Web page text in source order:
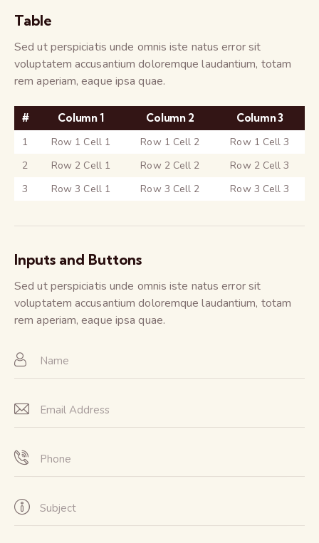
Table
Sed ut perspiciatis unde omnis iste natus error sit
voluptatem accusantium doloremque laudantium, totam
rem aperiam, eaque ipsa quae.
# Column 1 Column 2
Column 3
1
Row 1 Cell 1 Row 1 Cell 2
Row 1 Cell 3
2
Row 2 Cell 1 Row 2 Cell 2
Row 2 Cell 3
3
Row 3 Cell 1 Row 3 Cell 2 Row 3 Cell 3
Inputs and Buttons
Sed ut perspiciatis unde omnis iste natus error sit
voluptatem accusantium doloremque laudantium, totam
rem aperiam, eaque ipsa quae.